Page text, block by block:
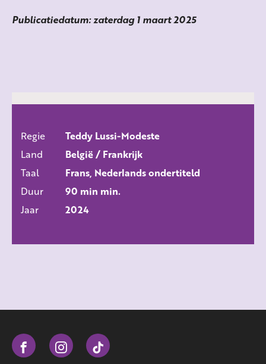
Publicatiedatum: zaterdag 1 maart 2025
Regie
Teddy Lussi-Modeste
Land
België / Frankrijk
Taal
Frans, Nederlands ondertiteld
Duur
90 min min.
Jaar
2024